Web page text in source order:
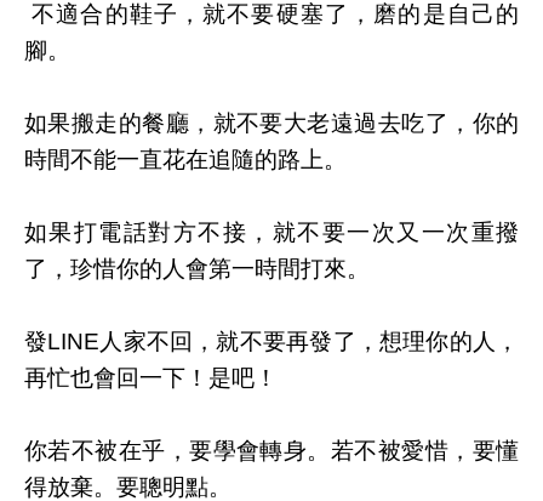
不適合的鞋子，就不要硬塞了，磨的是自己的
腳。
如果搬走的餐廳，就不要大老遠過去吃了，你的
時間不能一直花在追隨的路上。
如果打電話對方不接，就不要一次又一次重撥
了，珍惜你的人會第一時間打來。
發LINE 人家不回，就不要再發了 ， 想理你的人，
再忙也會回一下！是吧！
你若不被在乎，要學會轉身。若不被愛惜，要懂
得放棄。要聰明點。